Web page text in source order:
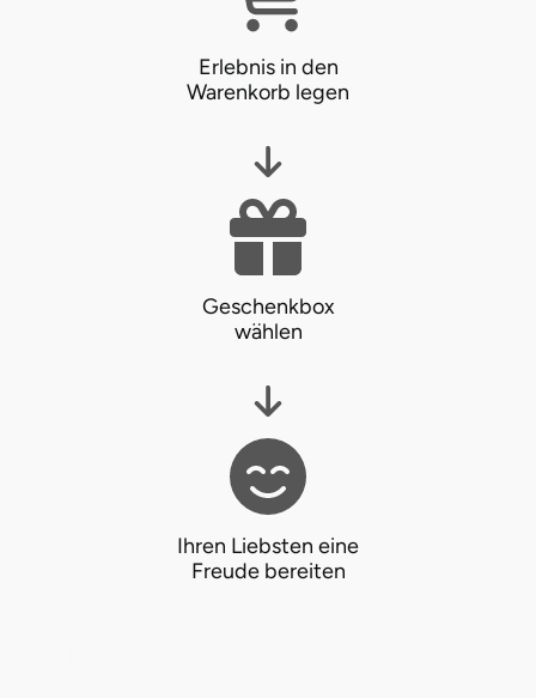
Erlebnis in den
Warenkorb legen
Geschenkbox
wählen
Ihren Liebsten eine
Freude bereiten